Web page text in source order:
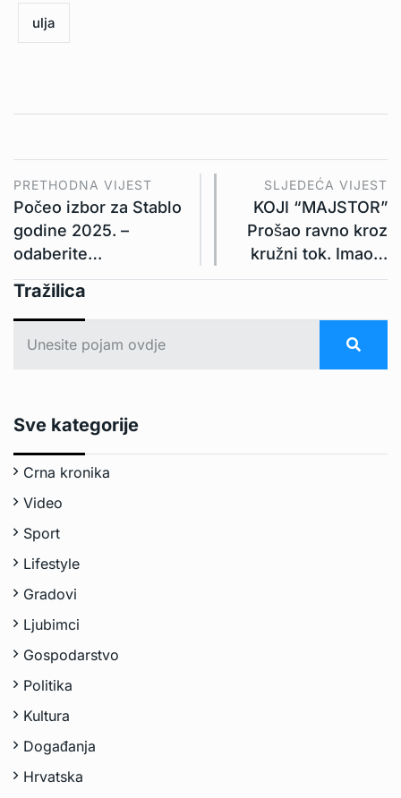
ulja
PRETHODNA VIJEST
Počeo izbor za Stablo
godine 2025. –
odaberite…
SLJEDEĆA VIJEST
KOJI “MAJSTOR”
Prošao ravno kroz
kružni tok. Imao…
Tražilica
Sve kategorije
Crna kronika
Video
Sport
Lifestyle
Gradovi
Ljubimci
Gospodarstvo
Politika
Kultura
Događanja
Hrvatska